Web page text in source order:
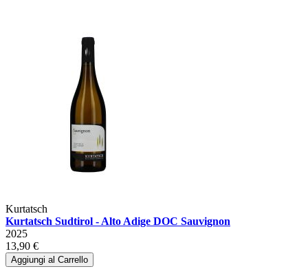
Kurtatsch
Kurtatsch Sudtirol - Alto Adige DOC Sauvignon
2025
13,90 €
Aggiungi al Carrello